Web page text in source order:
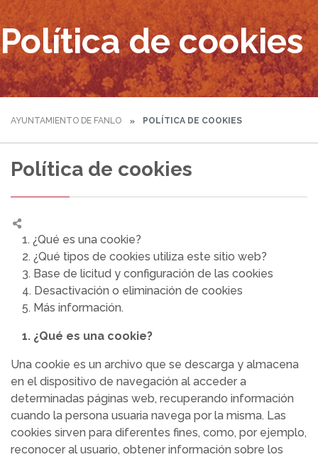
Política de cookies
AYUNTAMIENTO DE FANLO POLÍTICA DE COOKIES
Política de cookies
1. ¿Qué es una cookie?
2. ¿Qué tipos de cookies utiliza este sitio web?
3. Base de licitud y configuración de las cookies
4. Desactivación o eliminación de cookies
5. Más información.
1. ¿Qué es una cookie?
Una cookie es un archivo que se descarga y almacena
en el dispositivo de navegación al acceder a
determinadas páginas web, recuperando información
cuando la persona usuaria navega por la misma. Las
cookies sirven para diferentes fines, como, por ejemplo,
reconocer al usuario, obtener información sobre los